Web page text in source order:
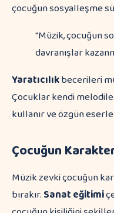
çocuğun sosyalleşme
"Müzik, çocuğun
davranışlar
Yaratıcılıkbecerileri
Çocuklar kendi
kullanır ve özgün
Çocuğun
Müzik zevki çocuğun
bırakır.Sanat eğitimi